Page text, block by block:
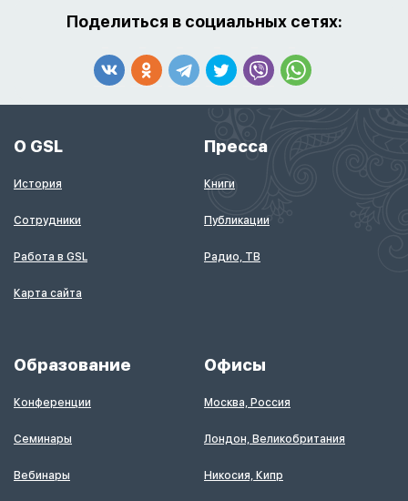
Поделиться в социальных сетях:
О GSL
История
Сотрудники
Работа в GSL
Карта сайта
Пресса
Книги
Публикации
Радио, ТВ
Образование
Конференции
Семинары
Вебинары
Офисы
Москва, Россия
Лондон, Великобритания
Никосия, Кипр